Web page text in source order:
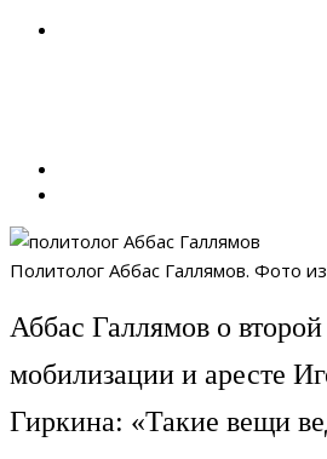
Политолог Аббас Галлямов. Фото
Аббас Галлямов о
мобилизации и аресте
Гиркина: «Такие вещи